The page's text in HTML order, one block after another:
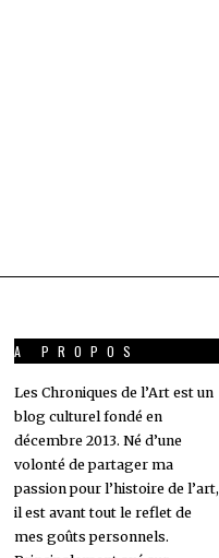
A PROPOS
Les Chroniques de l’Art est un
blog culturel fondé en
décembre 2013. Né d’une
volonté de partager ma
passion pour l’histoire de l’art,
il est avant tout le reflet de
mes goûts personnels.